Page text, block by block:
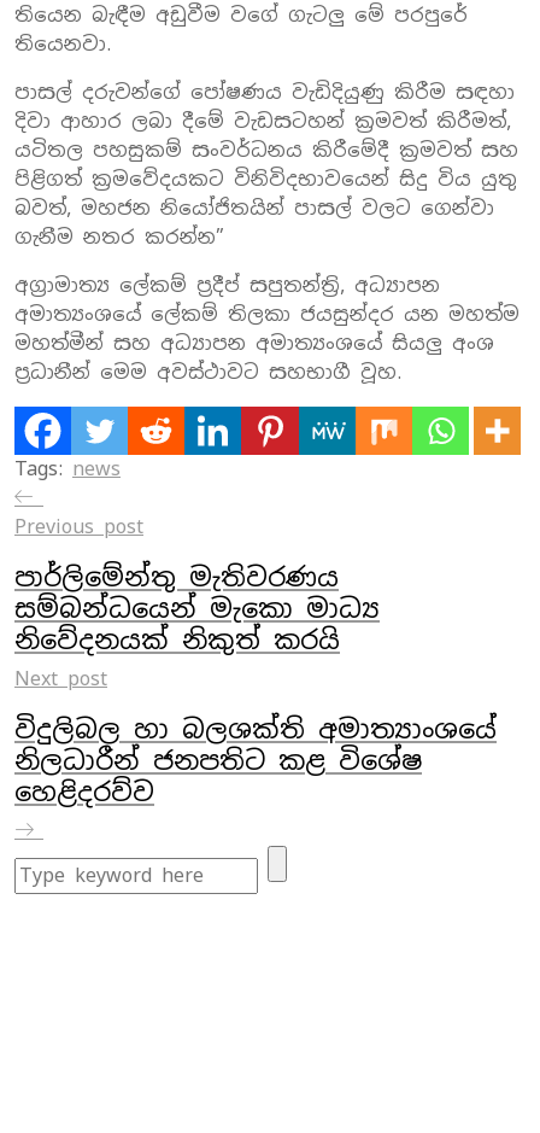
තියෙන බැඳීම අඩුවීම වගේ ගැටලු මේ පරපුරේ
තියෙනවා.
පාසල් දරුවන්ගේ පෝෂණය වැඩිදියුණු කිරීම සඳහා
දිවා ආහාර ලබා දීමේ වැඩසටහන් ක්‍රමවත් කිරීමත්,
යටිතල පහසුකම් සංවර්ධනය කිරීමේදී ක්‍රමවත් සහ
පිළිගත් ක්‍රමවේදයකට විනිවිදභාවයෙන් සිදු විය යුතු
බවත්, මහජන නියෝජිතයින් පාසල් වලට ගෙන්වා
ගැනීම නතර කරන්න”
අග්‍රාමාත්‍ය ලේකම් ප්‍රදීප් සපුතන්ත්‍රි, අධ්‍යාපන
අමාත්‍යංශයේ ලේකම් තිලකා ජයසුන්දර යන මහත්ම
මහත්මීන් සහ අධ්‍යාපන අමාත්‍යංශයේ සියලු අංශ
ප්‍රධානීන් මෙම අවස්ථාවට සහභාගී වූහ.
Tags: news
Previous post
පාර්ලිමේන්තු මැතිවරණය
සම්බන්ධයෙන් මැකො මාධ්‍ය
නිවේදනයක් නිකුත් කරයි
Next post
විදුලිබල හා බලශක්ති අමාත්‍යාංශයේ
නිලධාරීන් ජනපතිට කළ විශේෂ
හෙළිදරව්ව